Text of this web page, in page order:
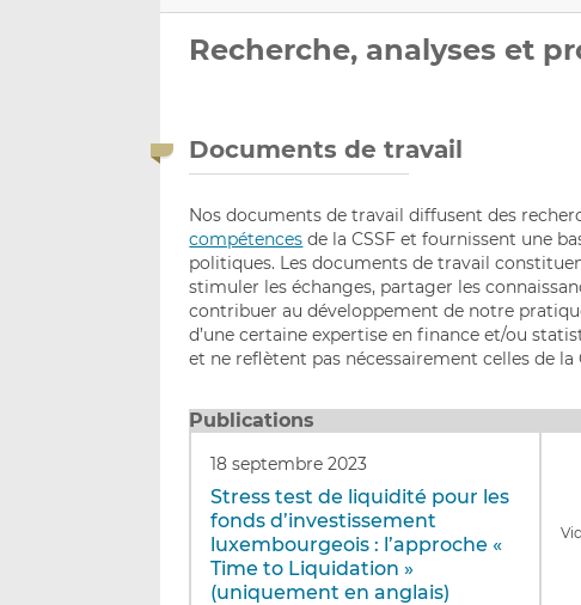
Recherche, analyses et
Documents de travail
Nos documents de travail diffusent des
compétences de la CSSF et fournissent une
politiques. Les documents de travail
stimuler les échanges, partager les
contribuer au développement de notre
d’une certaine expertise en finance et/ou
et ne reflètent pas nécessairement celles de la
Publications
18 septembre 2023
Stress test de liquidité pour les
fonds d’investissement
luxembourgeois : l’approche «
Time to Liquidation »
(uniquement en anglais)